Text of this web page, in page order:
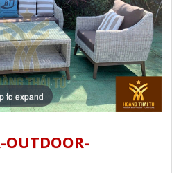
to expand
OUTDOOR-